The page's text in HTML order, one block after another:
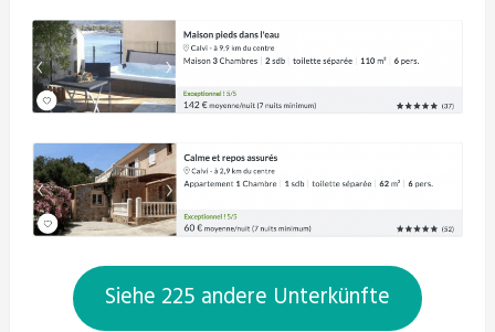
Siehe 225 andere Unterkünfte